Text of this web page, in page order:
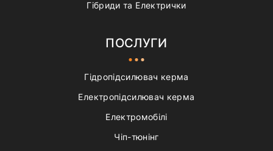
Гібриди та Електрички
ПОСЛУГИ
Гідропідсилювач керма
Електропідсилювач керма
Електромобілі
Чіп-тюнінг